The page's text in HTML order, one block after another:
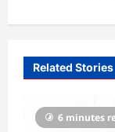
vRelated Stories
6 minutes